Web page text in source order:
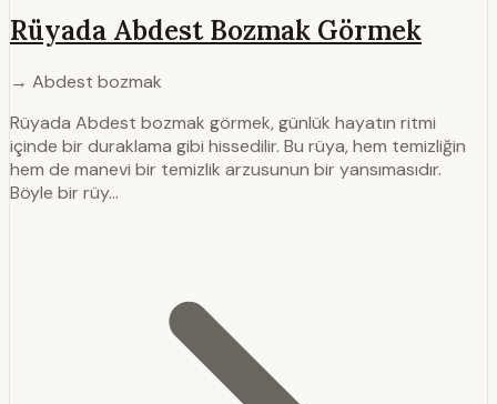
Rüyada Abdest Bozmak Görmek
→ Abdest bozmak
Rüyada Abdest bozmak görmek, günlük hayatın ritmi
içinde bir duraklama gibi hissedilir. Bu rüya, hem temizliğin
hem de manevi bir temizlik arzusunun bir yansımasıdır.
Böyle bir rüy…